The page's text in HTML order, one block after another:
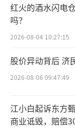
联起汉服上
动的消费需
向“曹县模式
红火的酒水闪电
吗？
2026-08-04 10:27:15
股价异动背后 济
2026-08-06 09:47:49
江小白起诉东方
商业诋毁，赔偿